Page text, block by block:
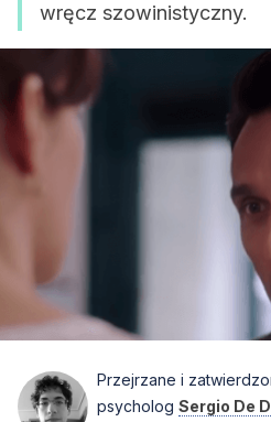
wręcz szowinistyczny.
Przejrzane i
psycholog Sergio De